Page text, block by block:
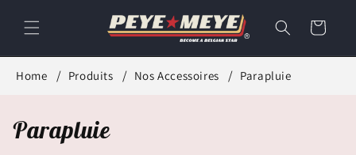
passer
au
Panier
Home Produits Nos Accessoires Parapluie
C
Parapluie